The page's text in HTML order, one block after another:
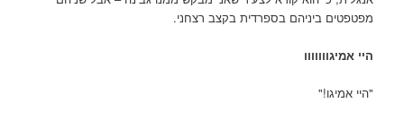
מפטפטים ביניהם בספרדית בקצב רצחני.
היי אמיגווווווו
"היי אמיגו!"